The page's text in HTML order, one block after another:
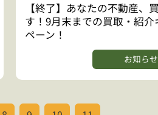
【終了】あなたの不動産、
す！9月末までの買取・紹介
ペーン！
お知らせ